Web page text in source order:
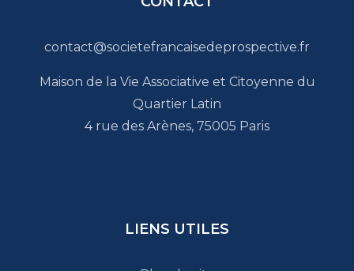
contact@societefrancaisedeprospective.fr
Maison de la Vie Associative et Citoyenne du
Quartier Latin
4 rue des Arènes, 75005 Paris
LIENS UTILES